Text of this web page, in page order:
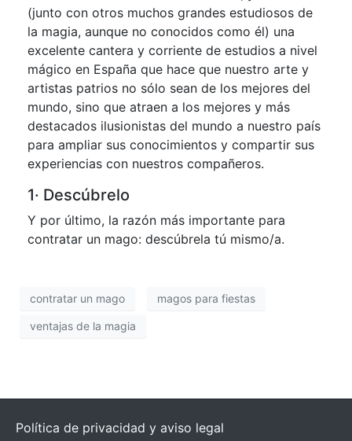
(junto con otros muchos grandes estudiosos de
la magia, aunque no conocidos como él) una
excelente cantera y corriente de estudios a nivel
mágico en España que hace que nuestro arte y
artistas patrios no sólo sean de los mejores del
mundo, sino que atraen a los mejores y más
destacados ilusionistas del mundo a nuestro país
para ampliar sus conocimientos y compartir sus
experiencias con nuestros compañeros.
1· Descúbrelo
Y por último, la razón más importante para
contratar un mago: descúbrela tú mismo/a.
contratar un mago magos para fiestas
ventajas de la magia
Política de privacidad y aviso legal